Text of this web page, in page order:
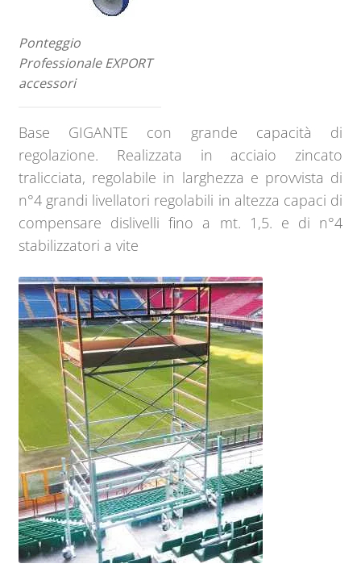
Ponteggio
Professionale EXPORT
accessori
Base GIGANTE con grande capacità di
regolazione. Realizzata in acciaio zincato
tralicciata, regolabile in larghezza e provvista di
n°4 grandi livellatori regolabili in altezza capaci di
compensare dislivelli fino a mt. 1,5. e di n°4
stabilizzatori a vite